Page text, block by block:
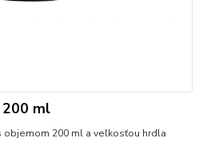
200 ml
objemom 200 ml a veľkosťou hrdla